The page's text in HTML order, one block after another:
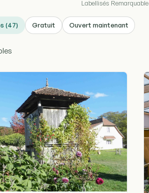
Labellisés Remarquable
(47) Gratuit Ouvert maintenant